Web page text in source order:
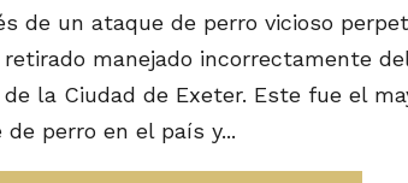
de un ataque de perro vicioso
manejado incorrectamente
de la Ciudad de Exeter. Este fue el
de perro en el país y...